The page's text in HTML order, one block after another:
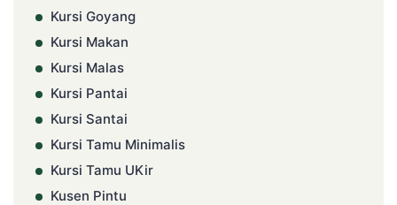
Kursi Goyang
Kursi Makan
Kursi Malas
Kursi Pantai
Kursi Santai
Kursi Tamu Minimalis
Kursi Tamu UKir
Kusen Pintu